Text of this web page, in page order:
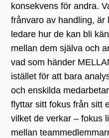
konsekvens för andra.
frånvaro av handling, är
ledare hur de kan bli
mellan dem själva och
vad som händer
istället för att bara
och enskilda
flyttar sitt fokus från sitt
vilket de verkar – fokus
mellan